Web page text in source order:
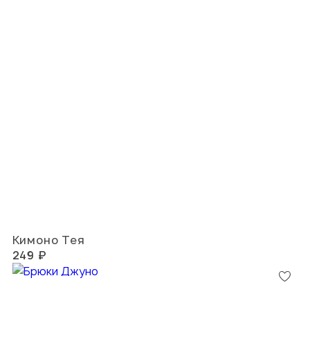
Кимоно Тея
249 ₽